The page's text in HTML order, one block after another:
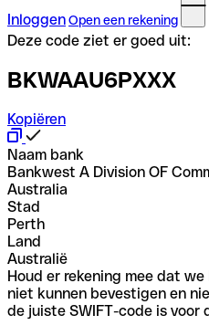
InloggenOpen een rekening
Deze code ziet er goed uit:
BKWAAU6PXXX
Kopiëren
Naam bank
Bankwest A Division OF
Australia
Stad
Perth
Land
Australië
Houd er rekening mee dat
niet kunnen bevestigen en
de juiste SWIFT-code is voor